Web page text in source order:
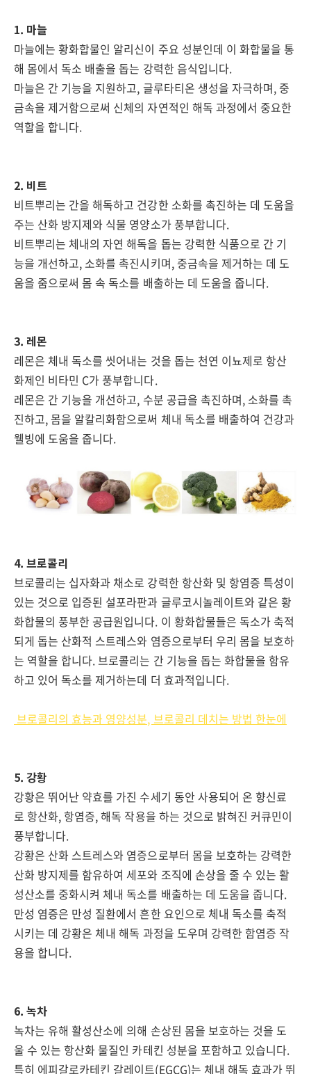
1. 마늘
마늘에는 황화합물인 알리신이 주요 성분인데 이 화합물을 통
해 몸에서 독소 배출을 돕는 강력한 음식입니다.
마늘은 간 기능을 지원하고, 글루타티온 생성을 자극하며, 중
금속을 제거함으로써 신체의 자연적인 해독 과정에서 중요한
역할을 합니다.
2. 비트
비트뿌리는 간을 해독하고 건강한 소화를 촉진하는 데 도움을
주는 산화 방지제와 식물 영양소가 풍부합니다.
비트뿌리는 체내의 자연 해독을 돕는 강력한 식품으로 간 기
능을 개선하고, 소화를 촉진시키며, 중금속을 제거하는 데 도
움을 줌으로써 몸 속 독소를 배출하는 데 도움을 줍니다.
3. 레몬
레몬은 체내 독소를 씻어내는 것을 돕는 천연 이뇨제로 항산
화제인 비타민 C가 풍부합니다.
레몬은 간 기능을 개선하고, 수분 공급을 촉진하며, 소화를 촉
진하고, 몸을 알칼리화함으로써 체내 독소를 배출하여 건강과
웰빙에 도움을 줍니다.
4. 브로콜리
브로콜리는 십자화과 채소로 강력한 항산화 및 항염증 특성이
있는 것으로 입증된 설포라판과 글루코시놀레이트와 같은 황
화합물의 풍부한 공급원입니다. 이 황화합물들은 독소가 축적
되게 돕는 산화적 스트레스와 염증으로부터 우리 몸을 보호하
는 역할을 합니다. 브로콜리는 간 기능을 돕는 화합물을 함유
하고 있어 독소를 제거하는데 더 효과적입니다.
브로콜리의 효능과 영양성분, 브로콜리 데치는 방법 한눈에
5. 강황
강황은 뛰어난 약효를 가진 수세기 동안 사용되어 온 향신료
로 항산화, 항염증, 해독 작용을 하는 것으로 밝혀진 커큐민이
풍부합니다.
강황은 산화 스트레스와 염증으로부터 몸을 보호하는 강력한
산화 방지제를 함유하여 세포와 조직에 손상을 줄 수 있는 활
성산소를 중화시켜 체내 독소를 배출하는 데 도움을 줍니다.
만성 염증은 만성 질환에서 흔한 요인으로 체내 독소를 축적
시키는 데 강황은 체내 해독 과정을 도우며 강력한 함염증 작
용을 합니다.
6. 녹차
녹차는 유해 활성산소에 의해 손상된 몸을 보호하는 것을 도
울 수 있는 항산화 물질인 카테킨 성분을 포함하고 있습니다.
특히 에피갈로카테킨 갈레이트(EGCG)는 체내 해독 효과가 뛰